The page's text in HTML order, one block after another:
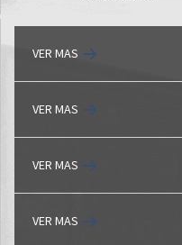
VER MAS
VER MAS
VER MAS
VER MAS